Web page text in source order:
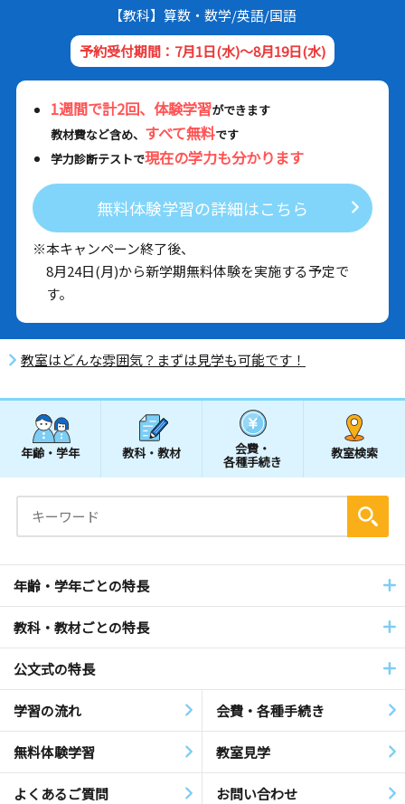
【教科】算数・数学/英語/国語
予約受付期間：7月1日(水)～8月19日(水)
1週間で計2回、体験学習ができます
教材費など含め、 すべて無料です
学力診断テストで現在の学力も分かります
無料体験学習の詳細はこちら
※本キャンペーン終了後、
8月24日(月)から新学期無料体験を実施する予定で
す。
教室はどんな雰囲気？まずは見学も可能です！
年齢・学年 教科・教材 会費・
各種手続き
教室検索
年齢・学年ごとの特長
教科・教材ごとの特長
公文式の特長
学習の流れ 会費・各種手続き
無料体験学習 教室見学
よくあるご質問 お問い合わせ